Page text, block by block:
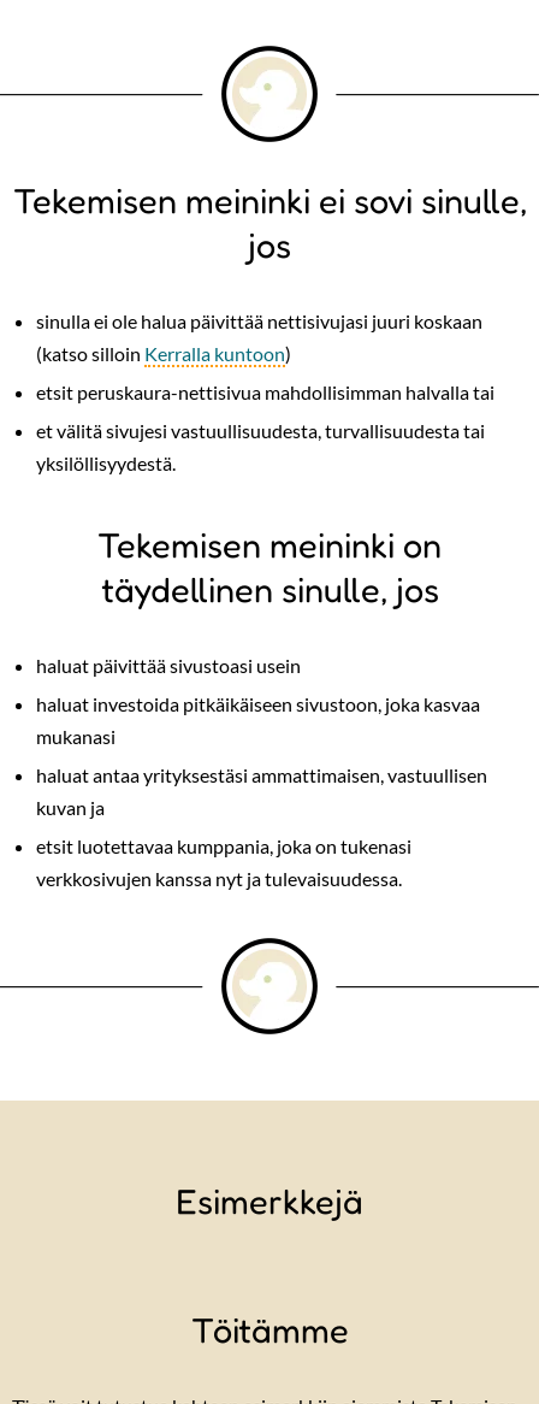
Tekemisen meininki ei sovi sinulle,
jos
sinulla ei ole halua päivittää nettisivujasi juuri koskaan
(katso silloin Kerralla kuntoon)
etsit peruskaura-nettisivua mahdollisimman halvalla tai
et välitä sivujesi vastuullisuudesta, turvallisuudesta tai
yksilöllisyydestä.
Tekemisen meininki on
täydellinen sinulle, jos
haluat päivittää sivustoasi usein
haluat investoida pitkäikäiseen sivustoon, joka kasvaa
mukanasi
haluat antaa yrityksestäsi ammattimaisen, vastuullisen
kuvan ja
etsit luotettavaa kumppania, joka on tukenasi
verkkosivujen kanssa nyt ja tulevaisuudessa.
Esimerkkejä
Töitämme